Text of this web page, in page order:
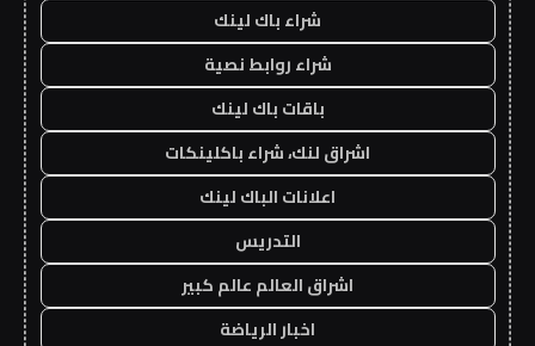
شراء باك لينك
شراء روابط نصية
باقات باك لينك
اشراق لنك، شراء باكلينكات
اعلانات الباك لينك
التدريس
اشراق العالم عالم كبير
اخبار الرياضة